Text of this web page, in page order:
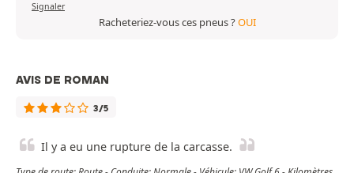
Signaler
Racheteriez-vous ces pneus ?OUI
AVIS DE ROMAN
3/5
Il y a eu une rupture de la carcasse.